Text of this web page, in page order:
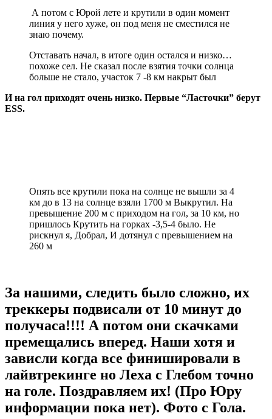
А потом с Юрой лете и крутили в один момент
линия у него хуже, он под меня не сместился не
знаю почему.
Отставать начал, в итоге один остался и низко…
похоже сел. Не сказал после взятия точки солнца
больше не стало, участок 7 -8 км накрыт был
И на гол приходят очень низко. Первые “Ласточки” берут
ESS.
Опять все крутили пока на солнце не вышли за 4
км до в 13 на солнце взяли 1700 м Выкрутил. На
превышение 200 м с приходом на гол, за 10 км, но
пришлось Крутить на горках -3,5-4 было. Не
рискнул я, Добрал, И дотянул с превышением на
260 м
За нашими, следить было сложно, их
треккеры подвисали от 10 минут до
получаса!!!! А потом они скачками
премещались вперед. Наши хотя и
зависли когда все финишировали в
лайвтрекинге но Леха с Глебом точно
на голе. Поздравляем их! (Про Юру
информации пока нет). Фото с Гола.